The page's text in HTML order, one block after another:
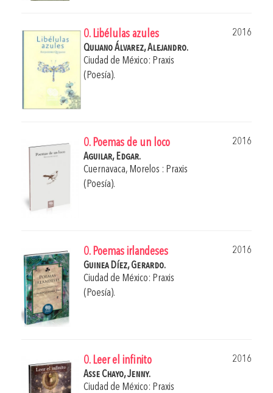
0. Libélulas azules
2016
Quijano Álvarez, Alejandro.
Ciudad de México: Praxis
(Poesía).
0. Poemas de un loco
2016
Aguilar, Edgar.
Cuernavaca, Morelos : Praxis
(Poesía).
0. Poemas irlandeses
2016
Guinea Díez, Gerardo.
Ciudad de México: Praxis
(Poesía).
0. Leer el infinito
2016
Asse Chayo, Jenny.
Ciudad de México: Praxis